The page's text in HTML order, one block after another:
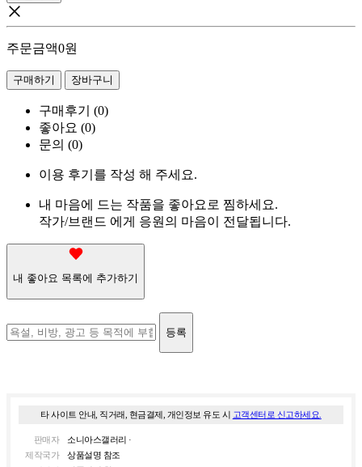
주문금액0원
구매하기 장바구니
구매후기 (0)
좋아요 (0)
문의 (0)
이용 후기를 작성 해 주세요.
내 마음에 드는 작품을 좋아요로 찜하세요.
작가/브랜드 에게 응원의 마음이 전달됩니다.
내 좋아요 목록에 추가하기
등록
타 사이트 안내, 직거래, 현금결제, 개인정보 유도 시 고객센터로 신고하세요.
판매자
소니아스갤러리 ·
제작국가
상품설명 참조